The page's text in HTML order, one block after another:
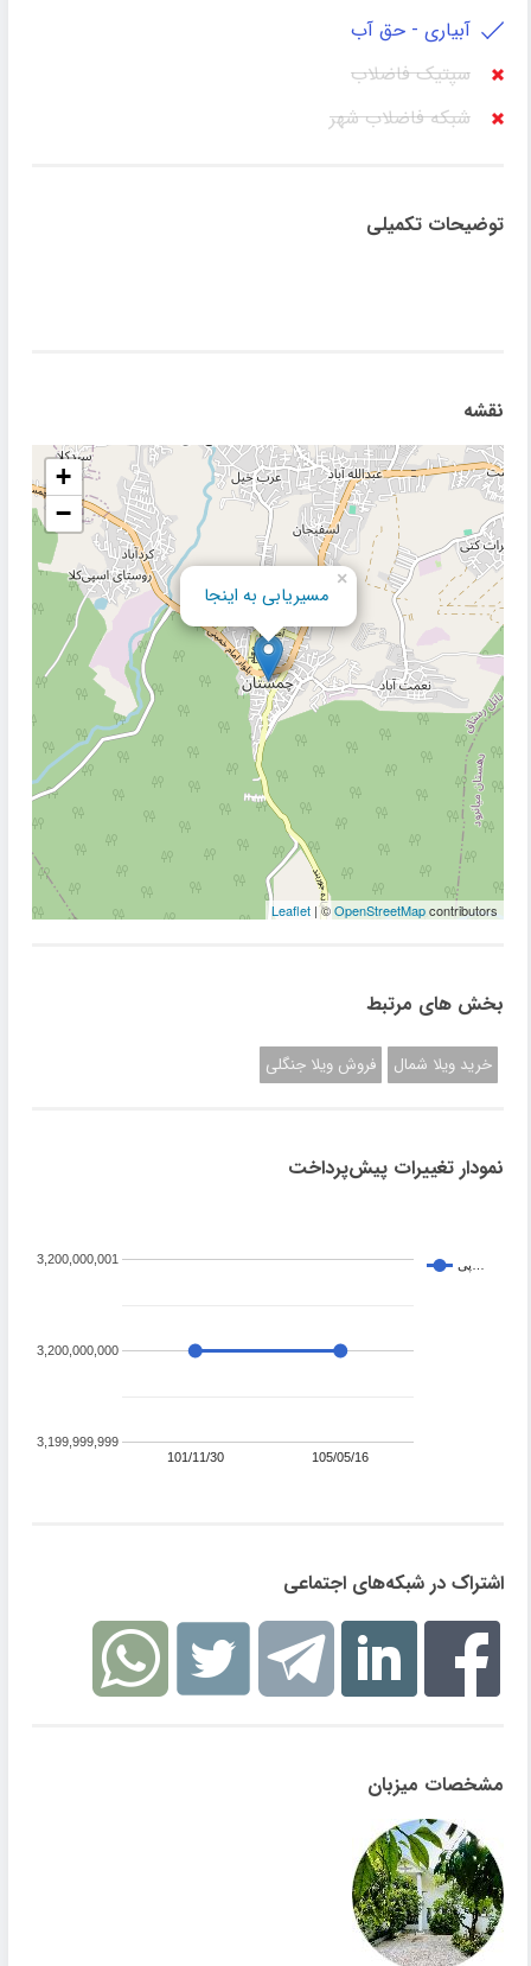
آبیاری - حق آب
سپتیک فاضلاب
شبکه فاضلاب شهر
توضیحات تکمیلی
نقشه
مسیریابی به اینجا
×
+
−
Leaflet | ©OpenStreetMapcontributors
بخش های مرتبط
خرید ویلا شمال فروش ویلا جنگلی
نمودار تغییرات پیش‌پرداخت
101/11/30 105/05/16
3,199,999,999
3,200,000,000
3,200,000,001
اشتراک در شبکه‌های اجتماعی
مشخصات میزبان